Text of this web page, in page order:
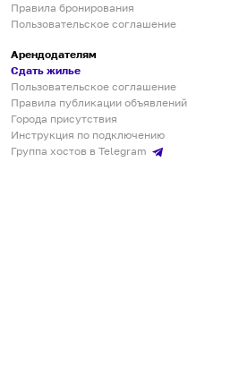
Правила бронирования
Пользовательское соглашение
Арендодателям
Сдать жилье
Пользовательское соглашение
Правила публикации объявлений
Города присутствия
Инструкция по подключению
Группа хостов в Telegram